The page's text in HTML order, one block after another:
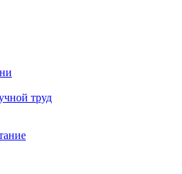
труд